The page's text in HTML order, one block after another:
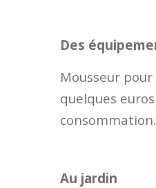
Des
Mousseur
quelques
consommation.
Au jardin